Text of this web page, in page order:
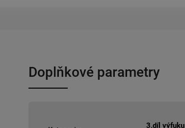
Doplňkové parametry
3.díl výfuku